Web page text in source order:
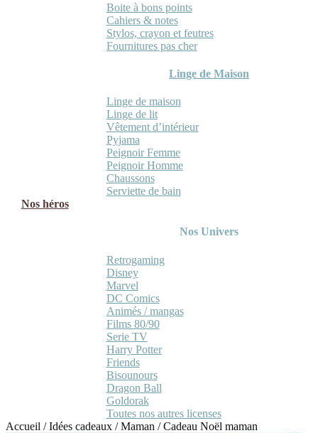
Boite à bons points
Cahiers & notes
Stylos, crayon et feutres
Fournitures pas cher
Linge de Maison
Linge de maison
Linge de lit
Vêtement d’intérieur
Pyjama
Peignoir Femme
Peignoir Homme
Chaussons
Serviette de bain
Nos héros
Nos Univers
Retrogaming
Disney
Marvel
DC Comics
Animés / mangas
Films 80/90
Serie TV
Harry Potter
Friends
Bisounours
Dragon Ball
Goldorak
Toutes nos autres licenses
Accueil /Idées cadeaux /Maman /Cadeau Noël maman